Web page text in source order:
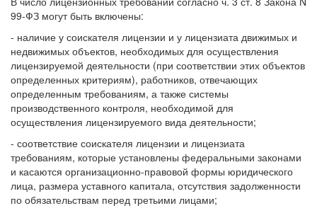
99-ФЗ могут быть включены:
- наличие у соискателя лицензии и у лицензиата движимых и
недвижимых объектов, необходимых для осуществления
лицензируемой деятельности (при соответствии этих объектов
определенных критериям), работников, отвечающих
определенным требованиям, а также системы
производственного контроля, необходимой для
осуществления лицензируемого вида деятельности;
- соответствие соискателя лицензии и лицензиата
требованиям, которые установлены федеральными законами
и касаются организационно-правовой формы юридического
лица, размера уставного капитала, отсутствия задолженности
по обязательствам перед третьими лицами;